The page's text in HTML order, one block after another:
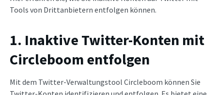
Tools von Drittanbietern entfolgen können.
1. Inaktive Twitter-Konten mit
Circleboom entfolgen
Mit dem Twitter-Verwaltungstool Circleboom können Sie